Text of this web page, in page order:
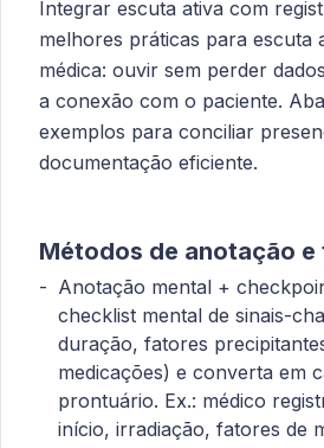
Integrar escuta ativa com
melhores práticas para escuta
médica: ouvir sem perder
a conexão com o paciente.
exemplos para conciliar
documentação eficiente.
Métodos de anotação e
Anotação mental +
checklist mental de sinais-
duração, fatores
medicações) e converta em
prontuário. Ex.: médico
início, irradiação, fatores de